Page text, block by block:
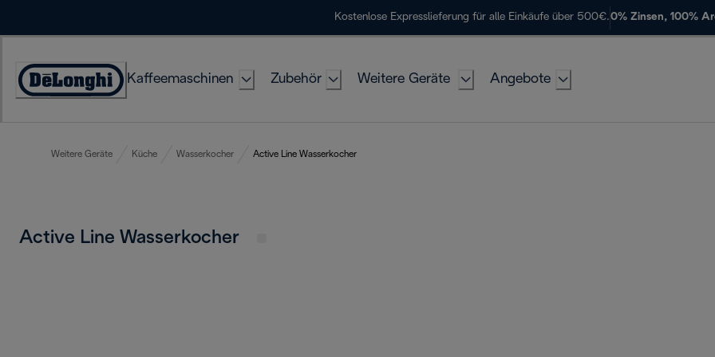
Kostenlose Expresslieferung für alle Einkäufe über 500€.0% Zinsen, 100%
Erklärung
Kaffeemaschinen Zubehör Weitere Geräte Angebote
Weitere Geräte Küche Wasserkocher Active Line Wasserkocher
Active Line Wasserkocher